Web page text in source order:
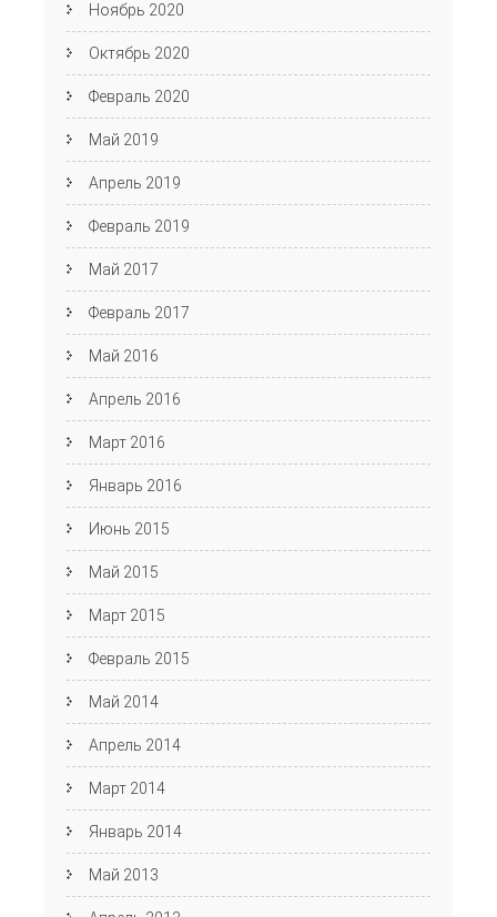
Ноябрь 2020
Октябрь 2020
Февраль 2020
Май 2019
Апрель 2019
Февраль 2019
Май 2017
Февраль 2017
Май 2016
Апрель 2016
Март 2016
Январь 2016
Июнь 2015
Май 2015
Март 2015
Февраль 2015
Май 2014
Апрель 2014
Март 2014
Январь 2014
Май 2013